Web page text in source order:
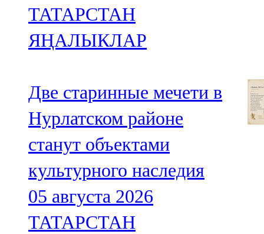
ТАТАРСТАН
ЯҢАЛЫКЛАР
Две старинные мечети в
Нурлатском районе
станут объектами
культурного наследия
05 августа 2026
ТАТАРСТАН